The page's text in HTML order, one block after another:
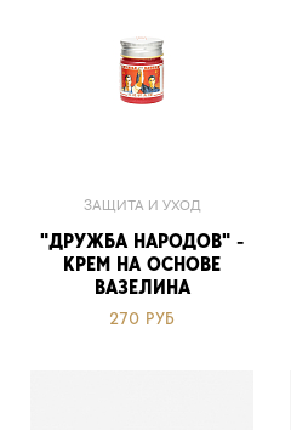
ЗАЩИТА И УХОД
"ДРУЖБА НАРОДОВ" -
КРЕМ НА ОСНОВЕ
ВАЗЕЛИНА
270 РУБ